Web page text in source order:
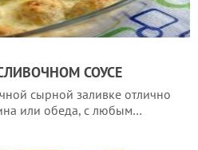
СОУСЕ
сырной заливке отлично
или обеда, с любым…